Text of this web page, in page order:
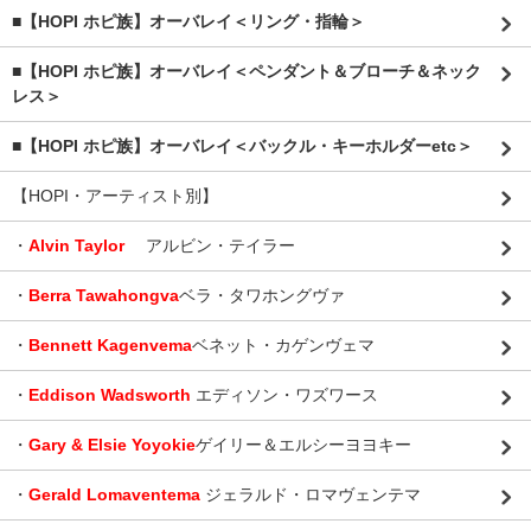
■【HOPI ホピ族】オーバレイ＜リング・指輪＞
■【HOPI ホピ族】オーバレイ＜ペンダント＆ブローチ＆ネック
レス＞
■【HOPI ホピ族】オーバレイ＜バックル・キーホルダーetc＞
【HOPI・アーティスト別】
・ Alvin Taylor アルビン・テイラー
・ Berra Tawahongvaベラ・タワホングヴァ
・ Bennett Kagenvemaベネット・カゲンヴェマ
・ Eddison Wadsworth エディソン・ワズワース
・ Gary & Elsie Yoyokieゲイリー＆エルシーヨヨキー
・ Gerald Lomaventema ジェラルド・ロマヴェンテマ